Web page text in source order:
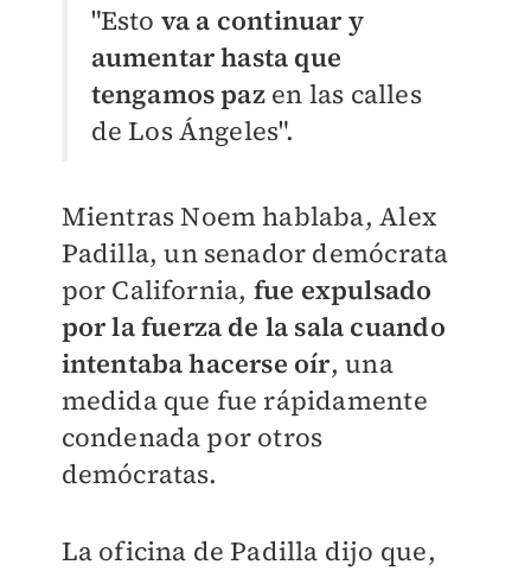
"Esto va a continuar y
aumentar hasta que
tengamos pazen las calles
de Los Ángeles".
Mientras Noem hablaba, Alex
Padilla, un senador demócrata
por California, fue expulsado
por la fuerza de la sala cuando
intentaba hacerse oír, una
medida que fue rápidamente
condenada por otros
demócratas.
La oficina de Padilla dijo que,